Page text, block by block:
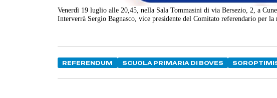
Venerdì 19 luglio alle 20,45, nella Sala Tommasini di via Bersezio, 2, a
Interverrà Sergio Bagnasco, vice presidente del Comitato referendario per la
REFERENDUM SCUOLA PRIMARIA DI BOVES